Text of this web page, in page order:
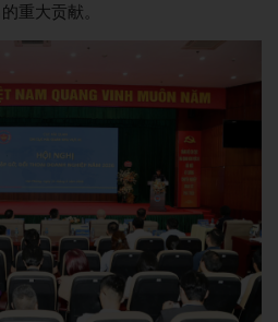
重大贡献。